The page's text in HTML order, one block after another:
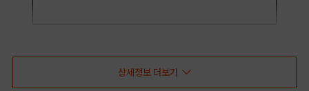
상세정보 더보기